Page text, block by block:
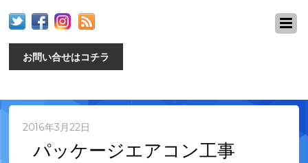
お問い合せはコチラ
2016年3月22日
パッケージエアコン工事